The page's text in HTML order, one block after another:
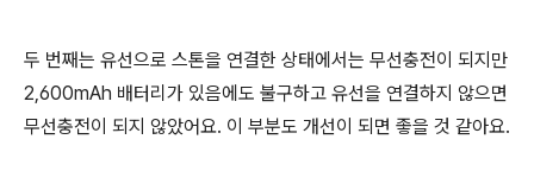
두 번째는 유선으로 스톤을 연결한 상태에서는 무선충전이 되지만
2,600mAh 배터리가 있음에도 불구하고 유선을 연결하지 않으면
무선충전이 되지 않았어요. 이 부분도 개선이 되면 좋을 것 같아요.